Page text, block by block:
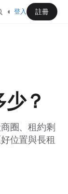
◐ 登入 註冊
？
圈、租約剩
位置與長租